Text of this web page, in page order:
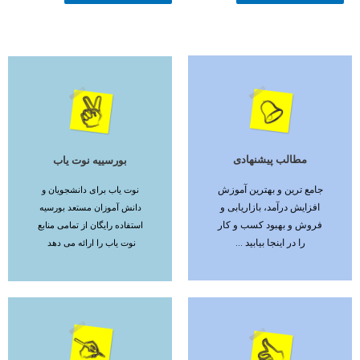
مطالب پیشنهادی
جامع ترین و بهترین آموزش
افزایش درآمد، بازاریابی و
فروش و بهبود کسب و کار
را در اینجا بیابید ...
ادامه مطلب بورسییه نوت یاب
نوت یاب برای دانشجویان و
دانش آموزان مستعد بورسیه
استفاده رایگان از تمامی منابع
نوت یاب را ارائه می دهد
ادامه مطلب